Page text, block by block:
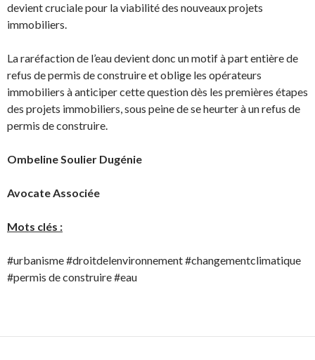
devient cruciale pour la viabilité des nouveaux projets
immobiliers.
La raréfaction de l’eau devient donc un motif à part entière de
refus de permis de construire et oblige les opérateurs
immobiliers à anticiper cette question dès les premières étapes
des projets immobiliers, sous peine de se heurter à un refus de
permis de construire.
Ombeline Soulier Dugénie
Avocate Associée
Mots clés :
#urbanisme #droitdelenvironnement #changementclimatique
#permis de construire #eau